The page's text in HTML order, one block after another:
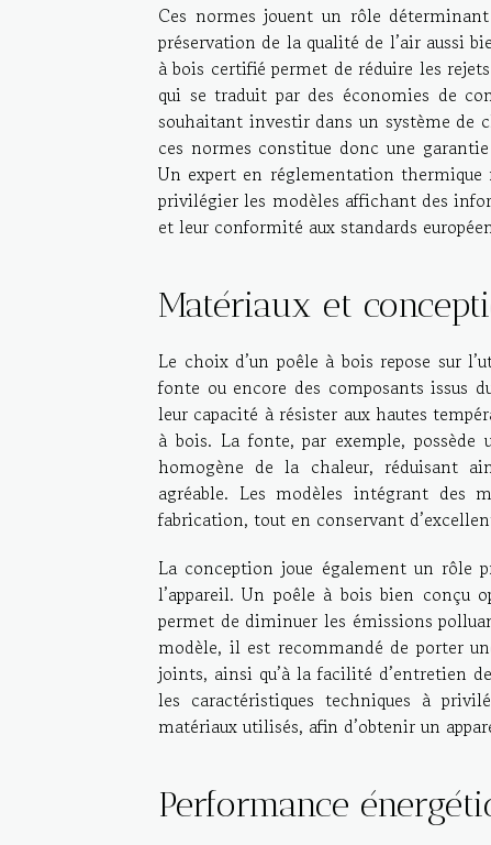
Ces normes jouent un rôle
préservation de la qualité de l’air aussi
à bois certifié permet de réduire les
qui se traduit par des économies de
souhaitant investir dans un système de
ces normes constitue donc une
Un expert en réglementation thermique
privilégier les modèles affichant des
et leur conformité aux standards
Matériaux et
Le choix d’un poêle à bois repose sur
fonte ou encore des composants issus
leur capacité à résister aux hautes
à bois. La fonte, par exemple,
homogène de la chaleur, réduisant
agréable. Les modèles intégrant des
fabrication, tout en conservant
La conception joue également un rôle
l’appareil. Un poêle à bois bien
permet de diminuer les émissions
modèle, il est recommandé de porter
joints, ainsi qu’à la facilité d’entretien
les caractéristiques techniques à
matériaux utilisés, afin d’obtenir un
Performance